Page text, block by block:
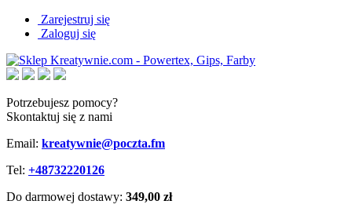
Zarejestruj się
Zaloguj się
Potrzebujesz pomocy?
Skontaktuj się z nami
Email: kreatywnie@poczta.fm
Tel: +48732220126
Do darmowej dostawy: 349,00 zł